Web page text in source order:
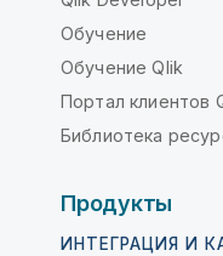
Обучение
Обучение Qlik
Портал клиентов
Библиотека
Продукты
ИНТЕГРАЦИЯ И